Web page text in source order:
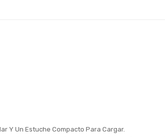
Y Un Estuche Compacto Para Cargar.